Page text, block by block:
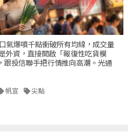
氣爆噴千點衝破所有均線，成交量
外資，直接開啟「報復性吃貨模
投信聯手把行情推向高潮。光通
帆宣 尖點